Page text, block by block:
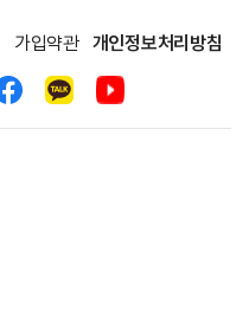
가입약관 개인정보처리방침